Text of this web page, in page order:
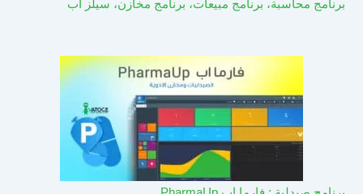
برنامج محاسبة، برنامج مبيعات، برنامج مخازن، سيلز اب